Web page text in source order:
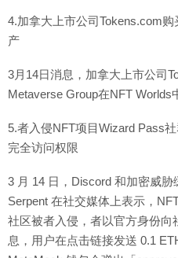
4.加拿大上市公司Tokens.com
产
3月14日消息，加拿大上市公司
Metaverse Group在NFT Worlds
5.者入侵NFT项目Wizard Pass
完全访问权限
3 月 14 日，Discord 和加密威胁
Serpent 在社交媒体上表示，
社区被者入侵，者以官方身份向
息，用户在点击链接发送 0.1